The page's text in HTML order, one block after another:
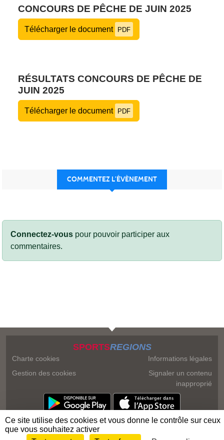
CONCOURS DE PÊCHE DE JUIN 2025
Télécharger le document PDF
RÉSULTATS CONCOURS DE PÊCHE DE
JUIN 2025
Télécharger le document PDF
COMMENTEZ L’ÉVÈNEMENT
Connectez-vous pour pouvoir participer aux
commentaires.
SPORTSREGIONS
Charte cookies
Gestion des cookies
Informations légales
Signaler un contenu
inapproprié
Ce site utilise des cookies et vous donne le contrôle sur ceux
que vous souhaitez activer